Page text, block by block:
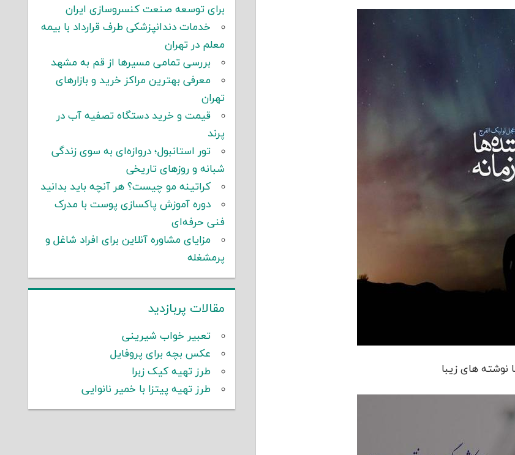
نوشته های زیبا
برای توسعه صنعت کنسروسازی ایران
خدمات دندانپزشکی طرف قرارداد با بیمه
معلم در تهران
بررسی تمامی مسیرها از قم به مشهد
معرفی بهترین مراکز خرید و بازارهای
تهران
قیمت و خرید دستگاه تصفیه آب در
پرند
تور استانبول؛ دروازه‌ای به سوی زندگی
شبانه و روزهای تاریخی
کراتینه مو چیست؟ هر آنچه باید بدانید
دوره آموزش پاکسازی پوست با مدرک
فنی حرفه‌ای
مزایای مشاوره آنلاین برای افراد شاغل و
پرمشغله
مقالات پربازدید
تعبیر خواب شیرینی
عکس بچه برای پروفایل
طرز تهیه کیک زبرا
طرز تهیه پیتزا با خمیر نانوایی